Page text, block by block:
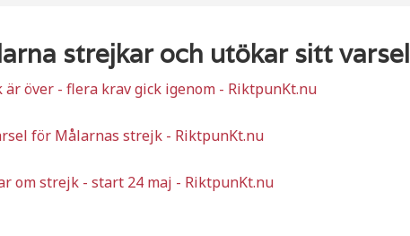
strejkar och utökar sitt varsel
över - flera krav gick igenom - RiktpunKt.nu
för Målarnas strejk - RiktpunKt.nu
om strejk - start 24 maj - RiktpunKt.nu